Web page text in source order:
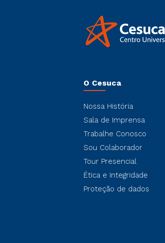
O Cesuca
Nossa História
Sala de Imprensa
Trabalhe Conosco
Sou Colaborador
Tour Presencial
Ética e Integridade
Proteção de dados